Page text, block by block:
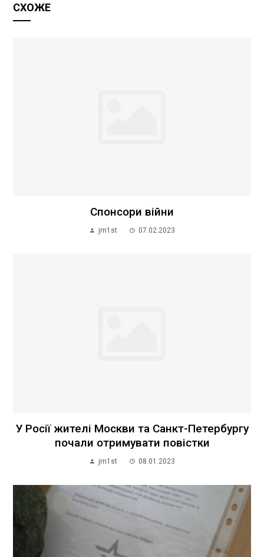
СХОЖЕ
Спонсори війни
jrn1st 07.02.2023
У Росії жителі Москви та Санкт-Петербургу
почали отримувати повістки
jrn1st 08.01.2023